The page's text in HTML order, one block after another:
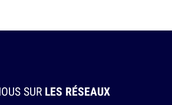
SUR LES RÉSEAUX